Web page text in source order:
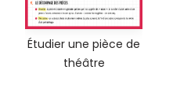
Étudier une pièce de
théâtre